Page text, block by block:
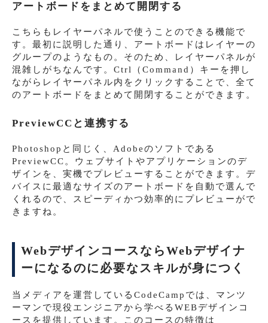
アートボードをまとめて開閉する
こちらもレイヤーパネルで使うことのできる機能で
す。最初に説明した通り、アートボードはレイヤーの
グループのようなもの。そのため、レイヤーパネルが
混雑しがちなんです。Ctrl（Command）キーを押し
ながらレイヤーパネル内をクリックすることで、全て
のアートボードをまとめて開閉することができます。
PreviewCCと連携する
Photoshopと同じく、Adobeのソフトである
PreviewCC。ウェブサイトやアプリケーションのデ
ザインを、実機でプレビューすることができます。デ
バイスに最適なサイズのアートボードを自動で選んで
くれるので、スピーディかつ効率的にプレビューがで
きますね。
WebデザインコースならWebデザイナ
ーになるのに必要なスキルが身につく
当メディアを運営しているCodeCampでは、マンツ
ーマンで現役エンジニアから学べるWEBデザインコ
ースを提供しています。このコースの特徴は